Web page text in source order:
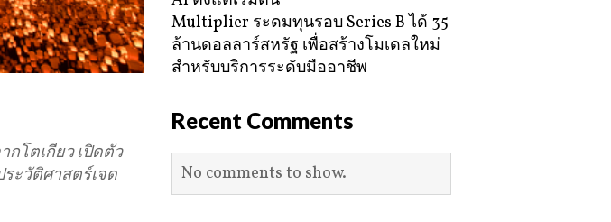
กโตเกียว เปิดตัว
ระวัติศาสตร์เจด
Multiplier ระดมทุนรอบ Series B ได้ 35
ล้านดอลลาร์สหรัฐ เพื่อสร้างโมเดลใหม่
สำหรับบริการระดับมืออาชีพ
Recent Comments
No comments to show.